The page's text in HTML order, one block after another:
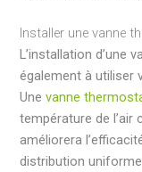
Installer une vanne
L’installation d’une
également à utiliser
Unevanne
température de l’air
améliorera
distribution uniforme